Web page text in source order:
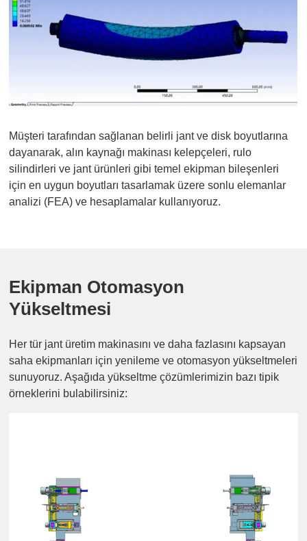
Müşteri tarafından sağlanan belirli jant ve disk boyutlarına
dayanarak, alın kaynağı makinası kelepçeleri, rulo
silindirleri ve jant ürünleri gibi temel ekipman bileşenleri
için en uygun boyutları tasarlamak üzere sonlu elemanlar
analizi (FEA) ve hesaplamalar kullanıyoruz.
Ekipman Otomasyon
Yükseltmesi
Her tür jant üretim makinasını ve daha fazlasını kapsayan
saha ekipmanları için yenileme ve otomasyon yükseltmeleri
sunuyoruz. Aşağıda yükseltme çözümlerimizin bazı tipik
örneklerini bulabilirsiniz: